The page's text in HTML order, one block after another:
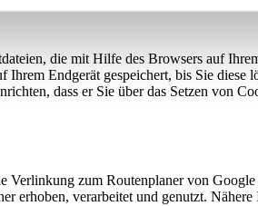
die mit Hilfe des Browsers auf
Endgerät gespeichert, bis Sie diese
dass er Sie über das Setzen von
zum Routenplaner von
verarbeitet und genutzt.